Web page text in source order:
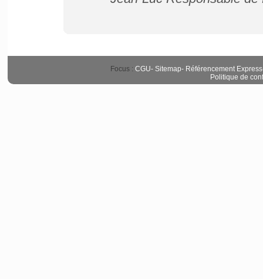
Focus : CGU- Sitemap- Référencement Express
Politique de